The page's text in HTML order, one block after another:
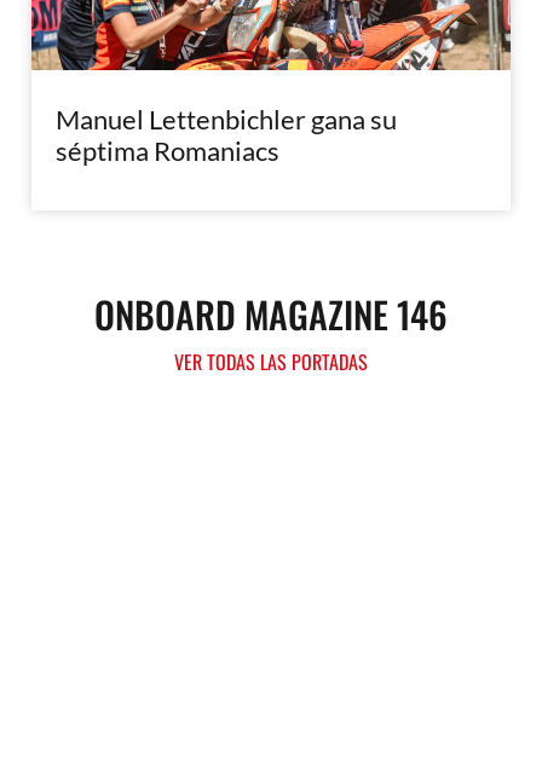
Manuel Lettenbichler gana su
séptima Romaniacs
ONBOARD MAGAZINE 146
VER TODAS LAS PORTADAS